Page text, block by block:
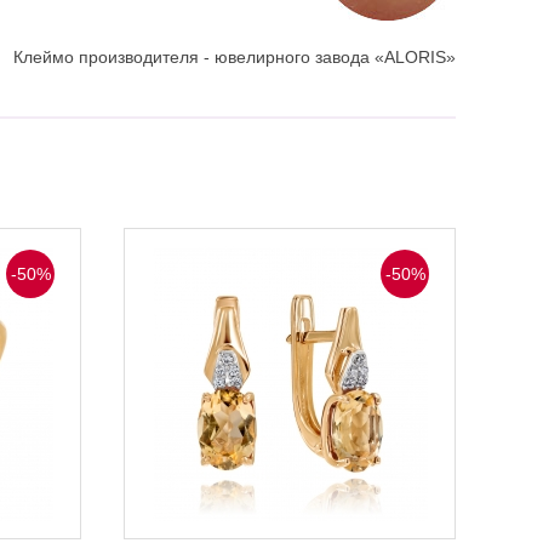
Клеймо производителя - ювелирного завода «ALORIS»
-50% -50%